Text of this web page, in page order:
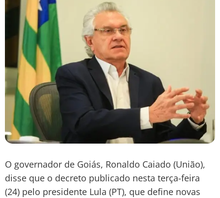
O governador de Goiás, Ronaldo Caiado (União),
disse que o decreto publicado nesta terça-feira
(24) pelo presidente Lula (PT), que define novas